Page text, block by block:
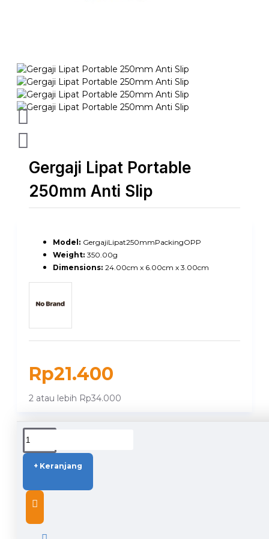
Gergaji Lipat Portable
250mm Anti Slip
Rp21.400
2 atau lebih Rp34.000
Model: GergajiLipat250mmPackingOPP
Weight: 350.00g
Dimensions: 24.00cm x 6.00cm x 3.00cm
+ Keranjang
DUKUNGAN PENGIRIMAN
DESCRIPTION